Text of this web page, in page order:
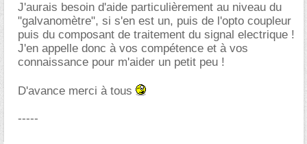
J'aurais besoin d'aide particulièrement au niveau du
"galvanomètre", si s'en est un, puis de l'opto coupleur
puis du composant de traitement du signal electrique !
J'en appelle donc à vos compétence et à vos
connaissance pour m'aider un petit peu !
D'avance merci à tous
-----